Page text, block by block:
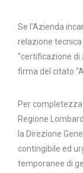
Se l’Azienda
relazione
“certificazione
firma del citato
Per
Regione
la Direzione
contingibile ed
temporanee di